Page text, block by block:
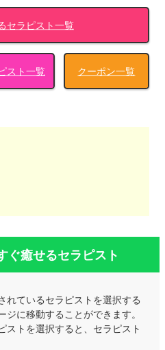
セラピスト一覧
スト一覧 クーポン一覧
ぐ癒せるセラピスト
れているセラピストを選択する
に移動することができます。
ストを選択すると、セラピスト